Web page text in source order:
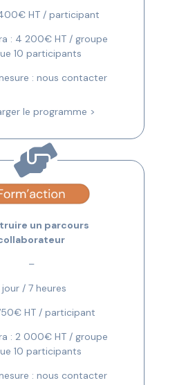
HT / participant
: 4 200€ HT / groupe
10 participants
: nous contacter
le programme >
un parcours
–
jour / 7 heures
HT / participant
: 2 000€ HT / groupe
10 participants
: nous contacter